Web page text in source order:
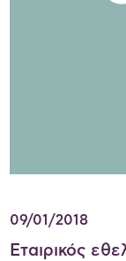
09/01/2018
Εταιρικός